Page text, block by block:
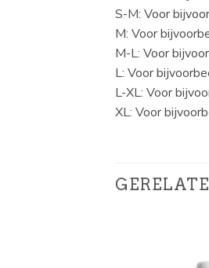
S-M: Voor
M: Voor
M-L: Voor
L: Voor
L-XL: Voor
XL: Voor